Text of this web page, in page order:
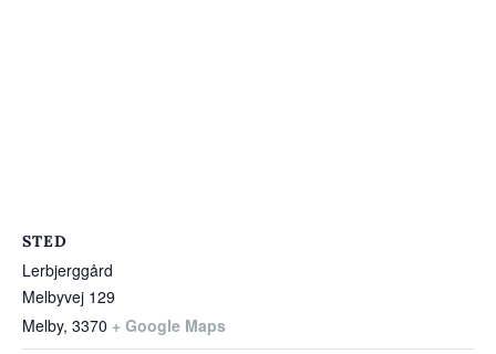
STED
Lerbjerggård
Melbyvej 129
Melby, 3370 + Google Maps